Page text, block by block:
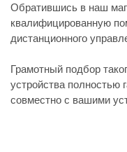
Обратившись в наш
квалифицированную
дистанционного
Грамотный подбор
устройства полностью
совместно с вашими